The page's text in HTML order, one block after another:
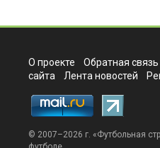
О проекте Обратная связь
сайта
Лента новостей
© 2007–2026 г. «Футбольная